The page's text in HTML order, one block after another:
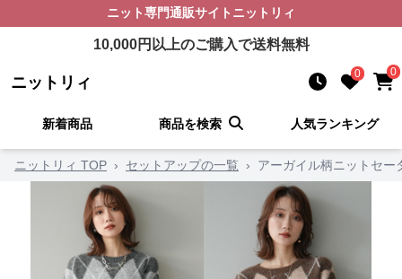
ニット専門通販サイト ニットリィ
10,000円以上のご購入で送料無料
ニットリィ 0 0
新着商品 商品を検索 人気ランキング
ニットリィ TOP › セットアップの一覧 › アーガイル柄ニットセ